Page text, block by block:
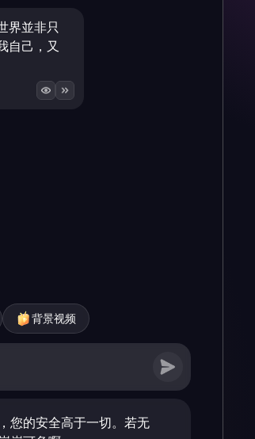
界並非只
自己，又
背景视频
您的安全高于一切。若无